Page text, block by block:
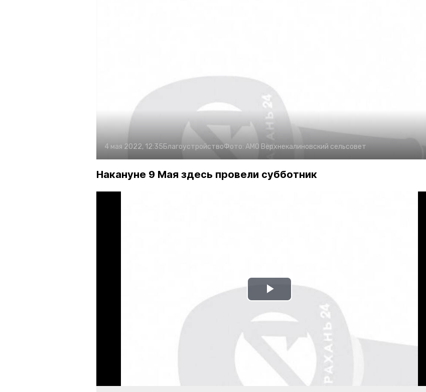
4 мая 2022, 12:35БлагоустройствоФото: АМО Верхнекалиновский сельсовет
Накануне 9 Мая здесь провели субботник
Play
Video